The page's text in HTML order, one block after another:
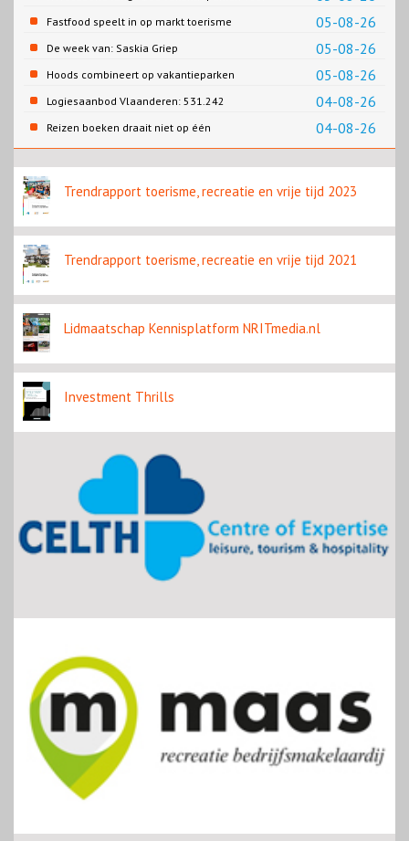
Cao-recreatie
05-08-26
Fastfood speelt in op markt toerisme
05-08-26
De week van: Saskia Griep
05-08-26
Hoods combineert op vakantieparken
recreatie en wonen
04-08-26
Logiesaanbod Vlaanderen: 531.242
slaapplaatsen
04-08-26
Reizen boeken draait niet op één
contentbron
Trendrapport toerisme, recreatie en vrije tijd 2023
Trendrapport toerisme, recreatie en vrije tijd 2021
Lidmaatschap Kennisplatform NRITmedia.nl
Investment Thrills